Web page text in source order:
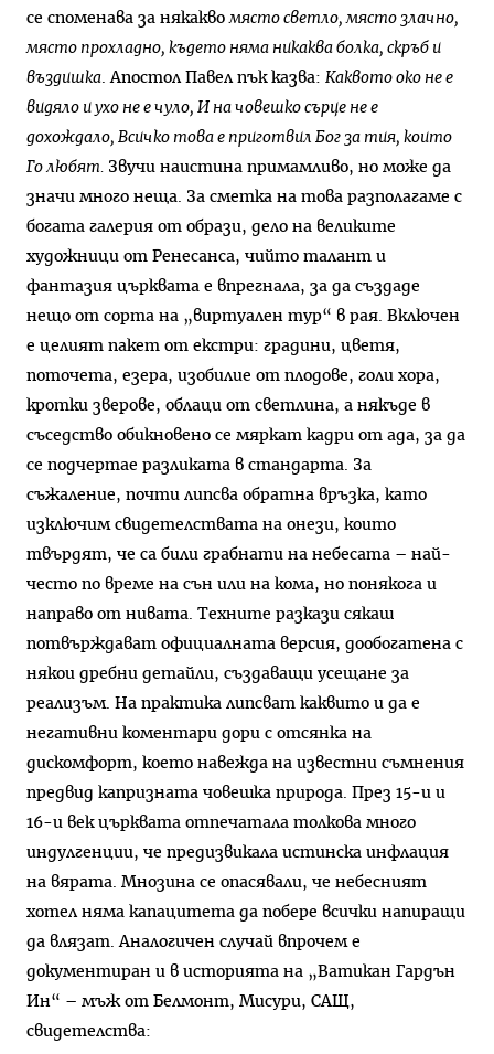
се споменава за някаквомясто светло, място злачно,
място прохладно, където няма никаква болка, скръб и
въздишка. Апостол Павел пък казва: Каквото око не е
видяло и ухо не е чуло, И на човешко сърце не е
дохождало, Всичко това е приготвил Бог за тия, които
Го любят. Звучи наистина примамливо, но може да
значи много неща. За сметка на това разполагаме с
богата галерия от образи, дело на великите
художници от Ренесанса, чийто талант и
фантазия църквата е впрегнала, за да създаде
нещо от сорта на „виртуален тур“ в рая. Включен
е целият пакет от екстри: градини, цветя,
поточета, езера, изобилие от плодове, голи хора,
кротки зверове, облаци от светлина, а някъде в
съседство обикновено се мяркат кадри от ада, за да
се подчертае разликата в стандарта. За
съжаление, почти липсва обратна връзка, като
изключим свидетелствата на онези, които
твърдят, че са били грабнати на небесата – най-
често по време на сън или на кома, но понякога и
направо от нивата. Техните разкази сякаш
потвърждават официалната версия, дообогатена с
някои дребни детайли, създаващи усещане за
реализъм. На практика липсват каквито и да е
негативни коментари дори с отсянка на
дискомфорт, което навежда на известни съмнения
предвид капризната човешка природа. През 15-и и
16-и век църквата отпечатала толкова много
индулгенции, че предизвикала истинска инфлация
на вярата. Мнозина се опасявали, че небесният
хотел няма капацитета да побере всички напиращи
да влязат. Аналогичен случай впрочем е
документиран и в историята на „Ватикан Гардън
Ин“ – мъж от Белмонт, Мисури, САЩ,
свидетелства: